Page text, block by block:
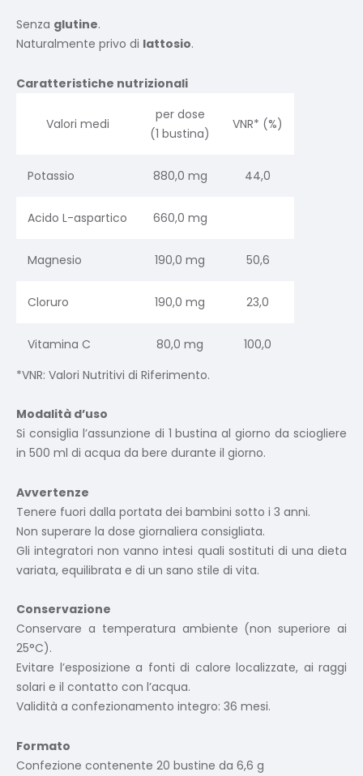
Senza glutine.
Naturalmente privo di lattosio.
Caratteristiche nutrizionali
Valori medi
per dose
(1 bustina)
VNR* (%)
Potassio 880,0 mg 44,0
Acido L-aspartico 660,0 mg
Magnesio 190,0 mg 50,6
Cloruro 190,0 mg 23,0
Vitamina C 80,0 mg
100,0
*VNR: Valori Nutritivi di Riferimento.
Modalità d’uso
Si consiglia l’assunzione di 1 bustina al giorno da sciogliere
in 500 ml di acqua da bere durante il giorno.
Avvertenze
Tenere fuori dalla portata dei bambini sotto i 3 anni.
Non superare la dose giornaliera consigliata.
Gli integratori non vanno intesi quali sostituti di una dieta
variata, equilibrata e di un sano stile di vita.
Conservazione
Conservare a temperatura ambiente (non superiore ai
25°C).
Evitare l’esposizione a fonti di calore localizzate, ai raggi
solari e il contatto con l’acqua.
Validità a confezionamento integro: 36 mesi.
Formato
Confezione contenente 20 bustine da 6,6 g